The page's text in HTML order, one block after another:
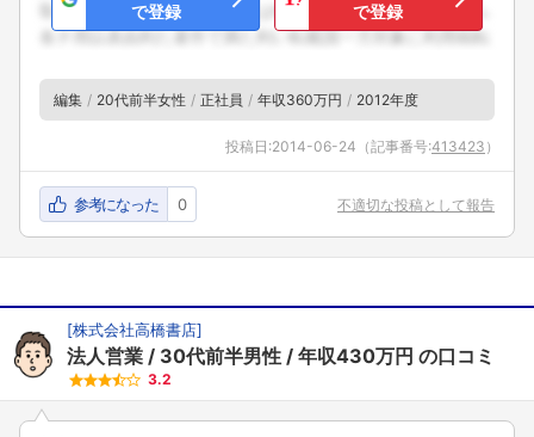
で登録
で登録
編集 20代前半女性 正社員 年収360万円 2012年度
投稿日:2014-06-24 （記事番号:413423 ）
参考になった 0 不適切な投稿として報告
[株式会社高橋書店]
法人営業 30代前半男性 年収430万円 の口コミ
3.2